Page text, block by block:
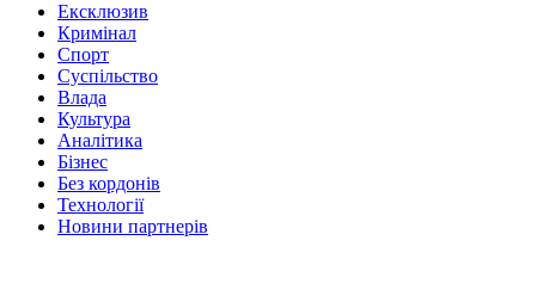
Ексклюзив
Кримінал
Спорт
Суспільство
Влада
Культура
Аналітика
Бізнес
Без кордонів
Технології
Новини партнерів